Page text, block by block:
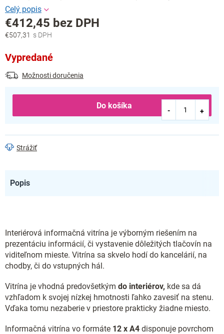
€507,31
€412,45 bez DPH
Jednotková
Vypredané
Možnosti doručenia
Do košíka
Strážiť
Popis
Interiérová informačná vitrína je výborným riešením na
prezentáciu informácií, či vystavenie dôležitých tlačovín na
viditeľnom mieste. Vitrína sa skvelo hodí do kancelárií, na
chodby, či do vstupných hál.
Vitrína je vhodná predovšetkým do interiérov, kde sa dá
vzhľadom k svojej nízkej hmotnosti ľahko zavesiť na stenu.
Vďaka tomu nezaberie v priestore prakticky žiadne miesto.
Informačná vitrína vo formáte 12 x A4 disponuje povrchom